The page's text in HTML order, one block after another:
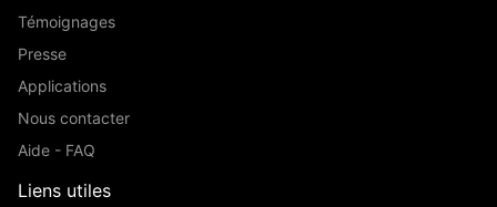
Témoignages
Presse
Applications
Nous contacter
Aide - FAQ
Liens utiles